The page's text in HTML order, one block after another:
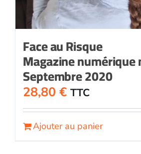
Face au Risque
Magazine numérique
Septembre 2020
28,80 € TTC
Ajouter au panier